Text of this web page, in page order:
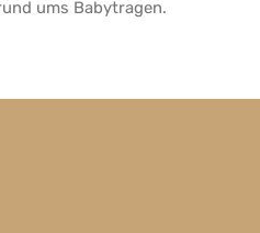
ums Babytragen.